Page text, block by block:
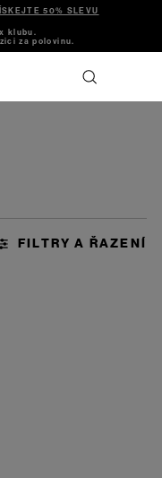
50% SLEVU
klubu.
za polovinu.